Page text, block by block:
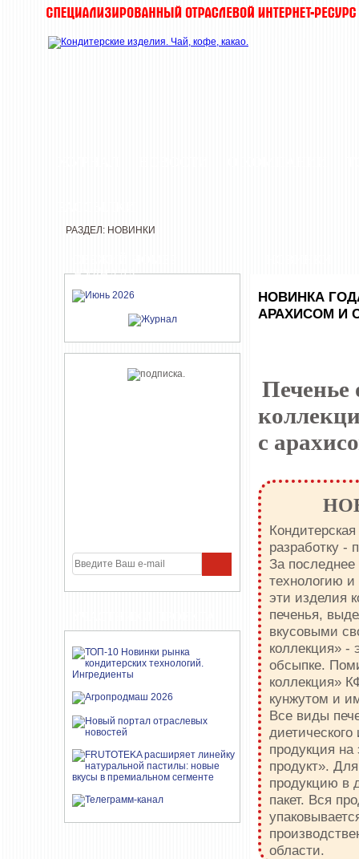
ЖУРНАЛА
РАЗДЕЛ: НОВИНКИ
НОВИНКА
АРАХИСОМ И
с
разработку -
За
технологию и
эти изделия
печенья,
вкусовыми
коллекция» -
обсыпке.
коллекция»
кунжутом и
Все виды
продукция
продукт».
продукцию в
пакет. Вся
области.